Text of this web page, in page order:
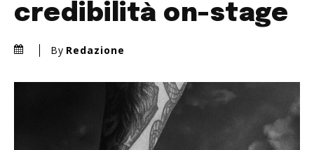
credibilità on-stage
By Redazione